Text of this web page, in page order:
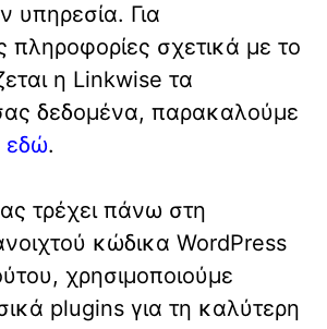
υπηρεσία. Για
πληροφορίες σχετικά με το
η Linkwise τα
δεδομένα, παρακαλούμε
εδώ.
τρέχει πάνω στη
κώδικα WordPress
χρησιμοποιούμε
plugins για τη καλύτερη